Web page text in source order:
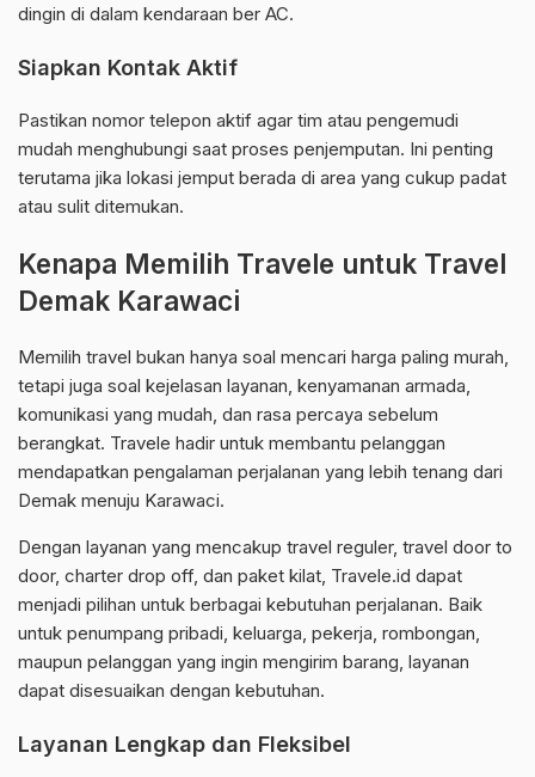
dingin di dalam kendaraan ber AC.
Siapkan Kontak Aktif
Pastikan nomor telepon aktif agar tim atau pengemudi
mudah menghubungi saat proses penjemputan. Ini penting
terutama jika lokasi jemput berada di area yang cukup padat
atau sulit ditemukan.
Kenapa Memilih Travele untuk Travel
Demak Karawaci
Memilih travel bukan hanya soal mencari harga paling murah,
tetapi juga soal kejelasan layanan, kenyamanan armada,
komunikasi yang mudah, dan rasa percaya sebelum
berangkat. Travele hadir untuk membantu pelanggan
mendapatkan pengalaman perjalanan yang lebih tenang dari
Demak menuju Karawaci.
Dengan layanan yang mencakup travel reguler, travel door to
door, charter drop off, dan paket kilat, Travele.id dapat
menjadi pilihan untuk berbagai kebutuhan perjalanan. Baik
untuk penumpang pribadi, keluarga, pekerja, rombongan,
maupun pelanggan yang ingin mengirim barang, layanan
dapat disesuaikan dengan kebutuhan.
Layanan Lengkap dan Fleksibel